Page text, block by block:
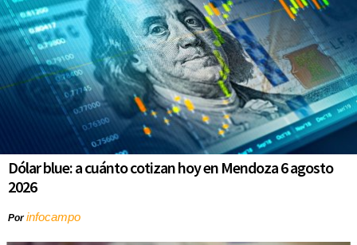
Dólar blue: a cuánto cotizan hoy en Mendoza 6 agosto
2026
Porinfocampo